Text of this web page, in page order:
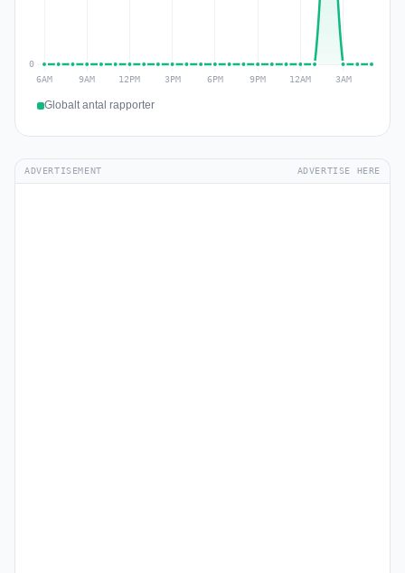
Globalt antal rapporter
ADVERTISEMENT ADVERTISE HERE